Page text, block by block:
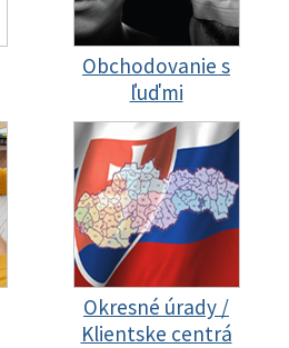
Obchodovanie s
ľuďmi
Okresné úrady /
Klientske centrá